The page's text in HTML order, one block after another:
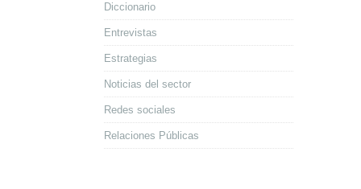
Diccionario
Entrevistas
Estrategias
Noticias del sector
Redes sociales
Relaciones Públicas